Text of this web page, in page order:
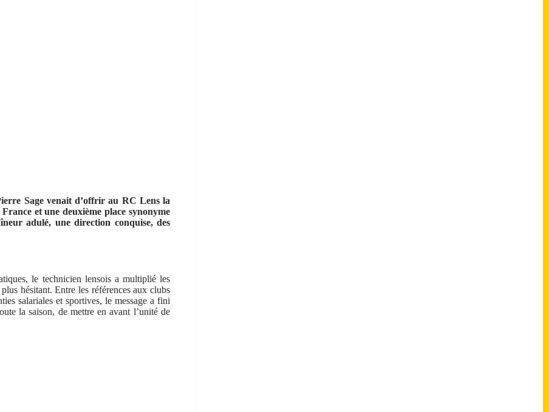
Sage venait d’offrir au RC Lens la
et une deuxième place synonyme
adulé, une direction conquise, des
le technicien lensois a multiplié les
hésitant. Entre les références aux clubs
salariales et sportives, le message a fini
la saison, de mettre en avant l’unité de